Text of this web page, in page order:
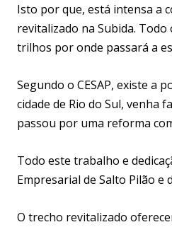
Isto por que, está intensa a
revitalizado na Subida.
trilhos por onde passará a
Segundo o CESAP, existe a
cidade de Rio do Sul, venha
passou por uma reforma
Todo este trabalho e
Empresarial de Salto Pilão e
O trecho revitalizado